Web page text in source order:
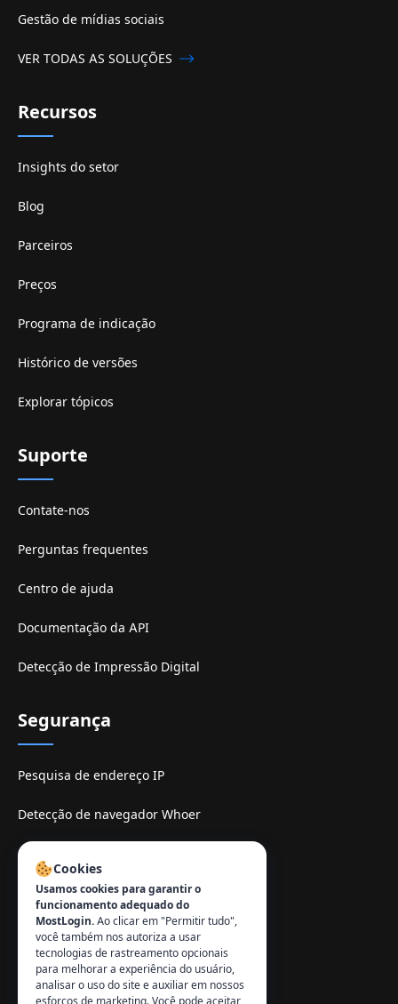
Gestão de mídias sociais
VER TODAS AS SOLUÇÕES
Recursos
Insights do setor
Blog
Parceiros
Preços
Programa de indicação
Histórico de versões
Explorar tópicos
Suporte
Contate-nos
Perguntas frequentes
Centro de ajuda
Documentação da API
Detecção de Impressão Digital
Segurança
Pesquisa de endereço IP
Detecção de navegador Whoer
Sitio de espelhe TamilMV
Contato:
info@mostlogin.com
Cookies
Usamos cookies para garantir o
funcionamento adequado do
MostLogin. Ao clicar em "Permitir tudo",
você também nos autoriza a usar
tecnologias de rastreamento opcionais
para melhorar a experiência do usuário,
analisar o uso do site e auxiliar em nossos
esforços de marketing. Você pode aceitar